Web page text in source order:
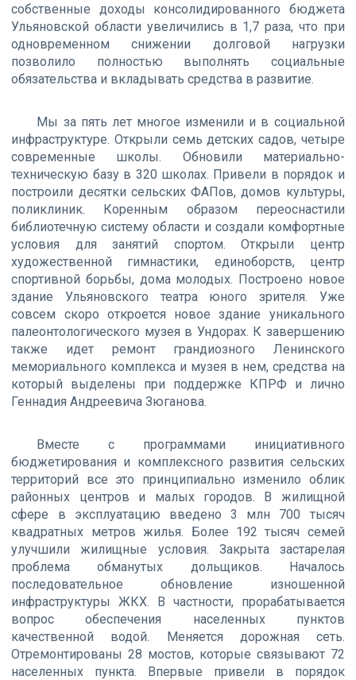
собственные доходы консолидированного бюджета
Ульяновской области увеличились в 1,7 раза, что при
одновременном снижении долговой нагрузки
позволило полностью выполнять социальные
обязательства и вкладывать средства в развитие.
Мы за пять лет многое изменили и в социальной
инфраструктуре. Открыли семь детских садов, четыре
современные школы. Обновили материально-
техническую базу в 320 школах. Привели в порядок и
построили десятки сельских ФАПов, домов культуры,
поликлиник. Коренным образом переоснастили
библиотечную систему области и создали комфортные
условия для занятий спортом. Открыли центр
художественной гимнастики, единоборств, центр
спортивной борьбы, дома молодых. Построено новое
здание Ульяновского театра юного зрителя. Уже
совсем скоро откроется новое здание уникального
палеонтологического музея в Ундорах. К завершению
также идет ремонт грандиозного Ленинского
мемориального комплекса и музея в нем, средства на
который выделены при поддержке КПРФ и лично
Геннадия Андреевича Зюганова.
Вместе с программами инициативного
бюджетирования и комплексного развития сельских
территорий все это принципиально изменило облик
районных центров и малых городов. В жилищной
сфере в эксплуатацию введено 3 млн 700 тысяч
квадратных метров жилья. Более 192 тысяч семей
улучшили жилищные условия. Закрыта застарелая
проблема обманутых дольщиков. Началось
последовательное обновление изношенной
инфраструктуры ЖКХ. В частности, прорабатывается
вопрос обеспечения населенных пунктов
качественной водой. Меняется дорожная сеть.
Отремонтированы 28 мостов, которые связывают 72
населенных пункта. Впервые привели в порядок